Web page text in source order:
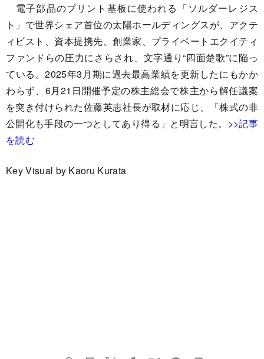
電子部品のプリント基板に使われる「ソルダーレジス
ト」で世界シェア首位の太陽ホールディングスが、アクテ
ィビスト、資本提携先、創業家、プライベートエクイティ
ファンドらの圧力にさらされ、文字通り“四面楚歌”に陥っ
ている。2025年3月期に過去最高業績を更新したにもかか
わらず、6月21日開催予定の株主総会で株主から解任議案
を突き付けられた佐藤英志社長が取材に応じ、「株式の非
公開化も手段の一つとしてあり得る」と明言した。 >>記事
を読む
Key Visual by Kaoru Kurata